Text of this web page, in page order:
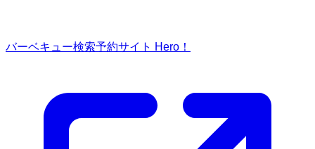
バーベキュー検索予約サイト Hero！